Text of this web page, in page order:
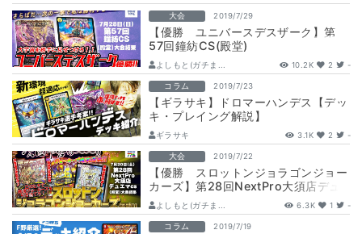
大会 2019/7/29
【優勝 ユニバースデスザーク】第
57回鐘紡CS(殿堂)
よしもと(ガチま... 10.2K 2 -
コラム 2019/7/23
【ギラサキ】ドロマーハンデス【デッ
キ・プレイング解説】
ギラサキ 3.1K 2 -
大会 2019/7/22
【優勝 スロットンジョラゴンジョー
カーズ】第28回NextPro大須店デュ
エマcs(殿堂)
よしもと(ガチま... 6.3K 1 -
コラム 2019/7/19